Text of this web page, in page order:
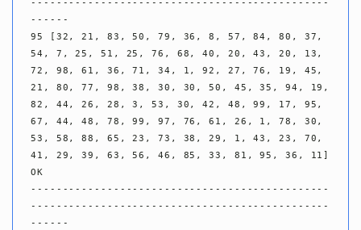
-----------------------------------------------
------
95 [32, 21, 83, 50, 79, 36, 8, 57, 84, 80, 37,
54, 7, 25, 51, 25, 76, 68, 40, 20, 43, 20, 13,
72, 98, 61, 36, 71, 34, 1, 92, 27, 76, 19, 45,
21, 80, 77, 98, 38, 30, 30, 50, 45, 35, 94, 19,
82, 44, 26, 28, 3, 53, 30, 42, 48, 99, 17, 95,
67, 44, 48, 78, 99, 97, 76, 61, 26, 1, 78, 30,
53, 58, 88, 65, 23, 73, 38, 29, 1, 43, 23, 70,
41, 29, 39, 63, 56, 46, 85, 33, 81, 95, 36, 11]
OK
-----------------------------------------------
-----------------------------------------------
------